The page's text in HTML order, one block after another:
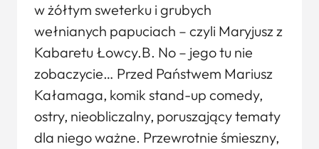
w żółtym sweterku i grubych
wełnianych papuciach – czyli Maryjusz z
Kabaretu Łowcy.B. No – jego tu nie
zobaczycie… Przed Państwem Mariusz
Kałamaga, komik stand-up comedy,
ostry, nieobliczalny, poruszający tematy
dla niego ważne. Przewrotnie śmieszny,